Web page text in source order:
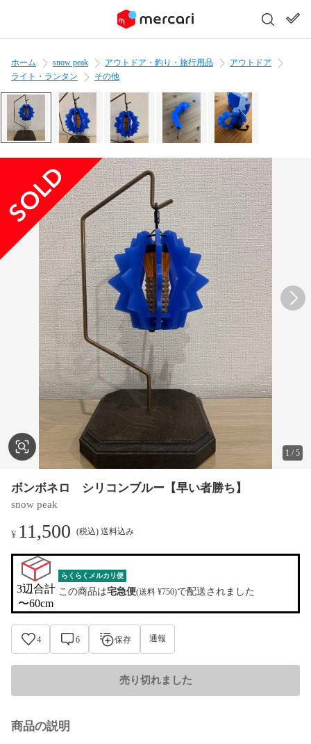
ホーム snow peak アウトドア・釣り・旅行用品
アウトドア
ライト・ランタン
その他
1 /5
ボンボネロ シリコンブルー【早い者勝ち】
snow peak
¥ 11,500 (税込) 送料込み
3辺合計
〜60cm
らくらくメルカリ便
この商品は宅急便(送料 ¥750)で配送されました
4 6 保存 通報
売り切れました
商品の説明